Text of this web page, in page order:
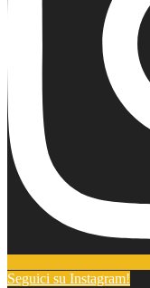
Seguici su Instagram!